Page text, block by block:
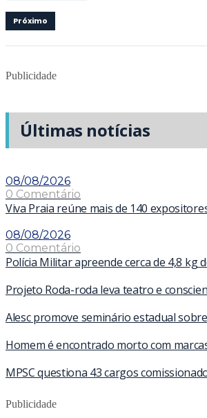
Próximo
Publicidade
Últimas notícias
08/08/2026
0 Comentário
Viva Praia reúne mais de 140
08/08/2026
0 Comentário
Polícia Militar apreende cerca de 4,8 kg
Projeto Roda-roda leva teatro e
Alesc promove seminário estadual sobre
Homem é encontrado morto com
MPSC questiona 43 cargos
Publicidade